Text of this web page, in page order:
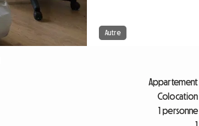
Autre
Appartement
Colocation
1 personne